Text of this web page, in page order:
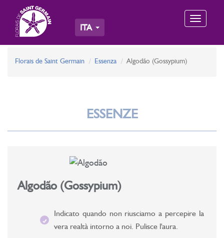
Toggle
ITA
Florais de Saint Germain Essenza Algodão (Gossypium)
ESSENZE
Algodão (Gossypium)
Indicato quando non riusciamo a percepire la
vera realtà intorno a noi. Pulisce l'aura.